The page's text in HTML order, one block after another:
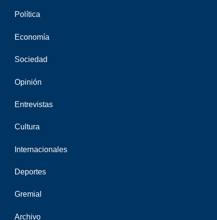
Política
Economía
Sociedad
Opinión
Entrevistas
Cultura
Internacionales
Deportes
Gremial
Archivo